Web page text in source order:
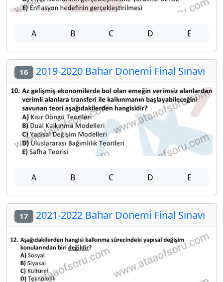
A B C D E
16 2019-2020 Bahar Dönemi Final Sınavı
A B C D E
17 2021-2022 Bahar Dönemi Final Sınavı